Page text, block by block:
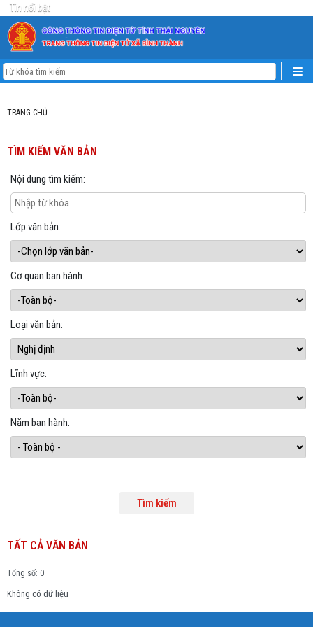
Tin nổi bật
TRANG CHỦ
TÌM KIẾM VĂN BẢN
Nội dung tìm kiếm:
Lớp văn bản:
Cơ quan ban hành:
Loại văn bản:
Lĩnh vực:
Năm ban hành:
TẤT CẢ VĂN BẢN
Tổng số: 0
Không có dữ liệu